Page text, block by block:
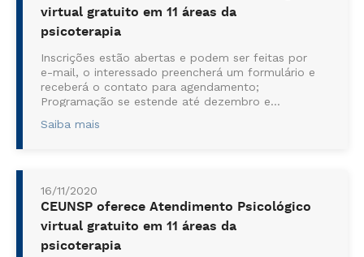
virtual gratuito em 11 áreas da
psicoterapia
Inscrições estão abertas e podem ser feitas por
e-mail, o interessado preencherá um formulário e
receberá o contato para agendamento;
Programação se estende até dezembro e...
Saiba mais
16/11/2020
CEUNSP oferece Atendimento Psicológico
virtual gratuito em 11 áreas da
psicoterapia